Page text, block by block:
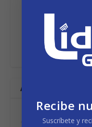
ARTÍCULOS
Recibe
Suscríbete y